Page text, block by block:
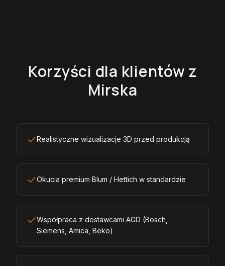
Korzyści dla klientów z
Mirska
Realistyczne wizualizacje 3D przed produkcją
Okucia premium Blum / Hettich w standardzie
Współpraca z dostawcami AGD (Bosch,
Siemens, Amica, Beko)